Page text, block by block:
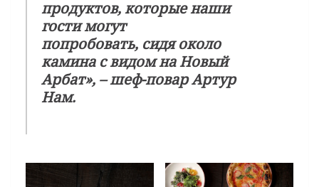
продуктов, которые наши
гости могут
попробовать, сидя около
камина с видом на Новый
Арбат», – шеф-повар Артур
Нам.